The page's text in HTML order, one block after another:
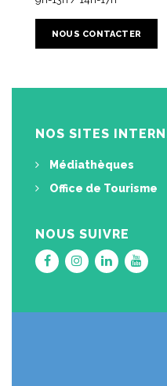
NOUS CONTACTER
NOS SITES
Médiathèques
Office de Tourisme
NOUS SUIVRE
Lien
vers
Facebook
Lien
vers
Instagram
Lien
vers
Linkedin
Lien
vers